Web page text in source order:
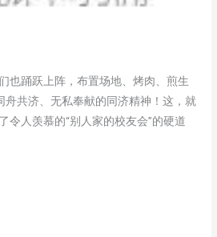
也踊跃上阵，布置场地、烤肉、煎生
舟共济、无私奉献的同济精神！这，就
令人羡慕的“别人家的校友会”的硬道